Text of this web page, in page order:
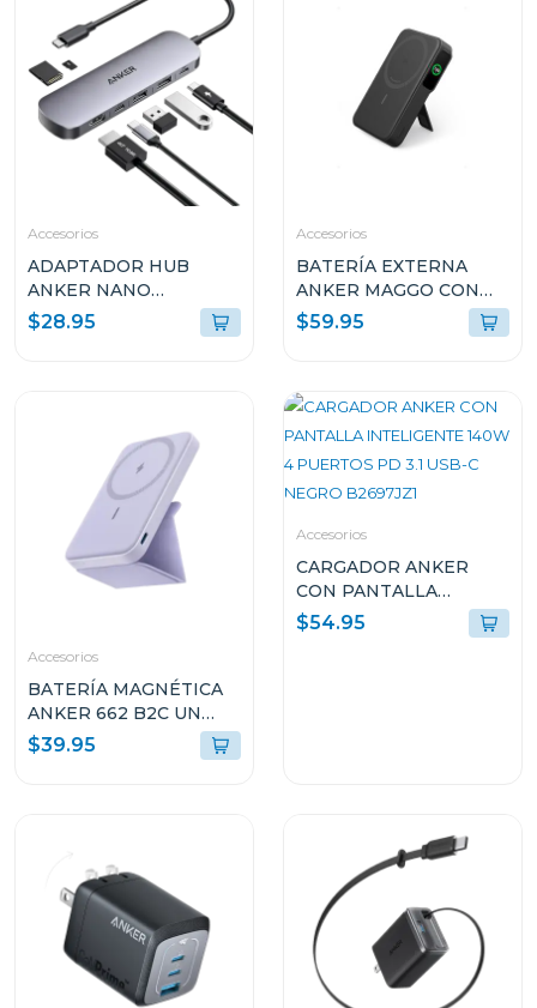
Accesorios
ADAPTADOR HUB
ANKER NANO
MULTIPUERTO USB 7-
EN-1 CON 4K Y HDMI
$28.95
Accesorios
BATERÍA EXTERNA
ANKER MAGGO CON
SMART DISPLAY 27W
CARGA RÁPIDA 10K
$59.95
Accesorios
BATERÍA MAGNÉTICA
ANKER 662 B2C UN
VIOLETA A16140V1
$39.95
Accesorios
CARGADOR ANKER
CON PANTALLA
INTELIGENTE 140W 4
PUERTOS PD 3.1 USB-C
$54.95